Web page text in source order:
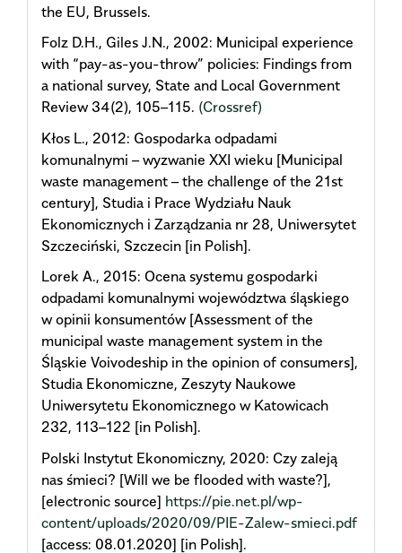
the EU, Brussels.
Folz D.H., Giles J.N., 2002: Municipal experience
with “pay-as-you-throw” policies: Findings from
a national survey, State and Local Government
Review 34(2), 105–115. (Crossref)
Kłos L., 2012: Gospodarka odpadami
komunalnymi – wyzwanie XXI wieku [Municipal
waste management – the challenge of the 21st
century], Studia i Prace Wydziału Nauk
Ekonomicznych i Zarządzania nr 28, Uniwersytet
Szczeciński, Szczecin [in Polish].
Lorek A., 2015: Ocena systemu gospodarki
odpadami komunalnymi województwa śląskiego
w opinii konsumentów [Assessment of the
municipal waste management system in the
Śląskie Voivodeship in the opinion of consumers],
Studia Ekonomiczne, Zeszyty Naukowe
Uniwersytetu Ekonomicznego w Katowicach
232, 113–122 [in Polish].
Polski Instytut Ekonomiczny, 2020: Czy zaleją
nas śmieci? [Will we be flooded with waste?],
[electronic source] https://pie.net.pl/wp-
content/uploads/2020/09/PIE-Zalew-smieci.pdf
[access: 08.01.2020] [in Polish].